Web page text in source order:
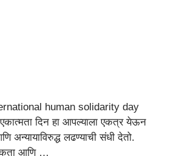
human solidarity day
दिन हा आपल्याला एकत्र येऊन
अन्यायाविरुद्ध लढण्याची संधी देतो.
आणि …